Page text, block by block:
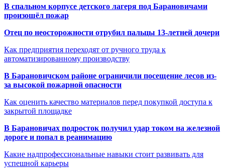
В спальном корпусе детского лагеря под Барановичами
произошёл пожар
Отец по неосторожности отрубил пальцы 13-летней дочери
Как предприятия переходят от ручного труда к
автоматизированному производству
В Барановичском районе ограничили посещение лесов из-
за высокой пожарной опасности
Как оценить качество материалов перед покупкой доступа к
закрытой площадке
В Барановичах подросток получил удар током на железной
дороге и попал в реанимацию
Какие надпрофессиональные навыки стоит развивать для
успешной карьеры